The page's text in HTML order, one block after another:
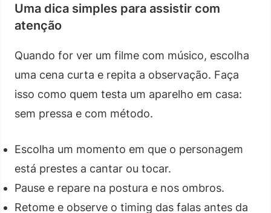
Uma dica simples para assistir com
atenção
Quando for ver um filme com músico, escolha
uma cena curta e repita a observação. Faça
isso como quem testa um aparelho em casa:
sem pressa e com método.
Escolha um momento em que o personagem
está prestes a cantar ou tocar.
Pause e repare na postura e nos ombros.
Retome e observe o timing das falas antes da